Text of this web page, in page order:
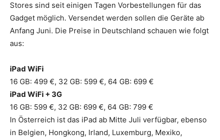
Stores sind seit einigen Tagen Vorbestellungen für das
Gadget möglich. Versendet werden sollen die Geräte ab
Anfang Juni. Die Preise in Deutschland schauen wie folgt
aus:
iPad WiFi
16 GB: 499 €, 32 GB: 599 €, 64 GB: 699 €
iPad WiFi + 3G
16 GB: 599 €, 32 GB: 699 €, 64 GB: 799 €
In Österreich ist das iPad ab Mitte Juli verfügbar, ebenso
in Belgien, Hongkong, Irland, Luxemburg, Mexiko,